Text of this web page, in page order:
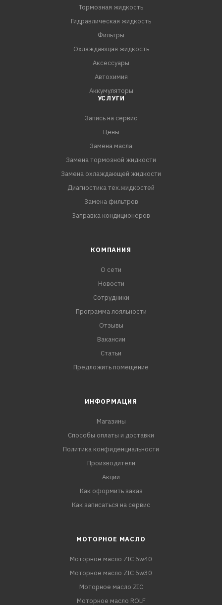
EL, FW6AX-EL с технологией SKYACTIV.
Жидкость является сервисным продуктом, требующим
Соблюдайте рекомендации производителя в плане
подбора жидкости, порядка и периодичности её
Соответствие требованиям:
Тормозная жидкость
Гидравлическая жидкость
Фильтры
Охлаждающая жидкость
Аксессуары
Автохимия
Аккумуляторы
УСЛУГИ
Запись на сервис
Цены
Замена масла
Замена тормозной жидкости
Замена охлаждающей жидкости
Диагностика тех.жидкостей
Замена фильтров
Заправка кондиционеров
КОМПАНИЯ
О сети
Новости
Сотрудники
Программа лояльности
Отзывы
Вакансии
Статьи
Предложить помещение
ИНФОРМАЦИЯ
Магазины
Способы оплаты и доставки
Политика конфиденциальности
Производители
Акции
Как оформить заказ
Как записаться на сервис
МОТОРНОЕ МАСЛО
Моторное масло ZIC 5w40
Моторное масло ZIC 5w30
Моторное масло ZIC
Моторное масло ROLF